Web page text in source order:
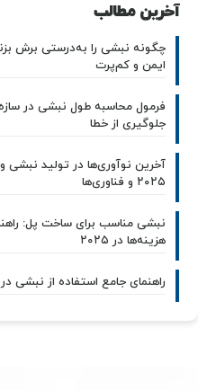
آخرین مطالب
چگونه نبشی را به‌درستی برش
ایمن و کم‌پرت
فرمول محاسبه طول نبشی در
جلوگیری از خطا
آخرین نوآوری‌ها در تولید نبشی
۲۰۲۵ و فناوری‌ها
نبشی مناسب برای ساخت پل:
هزینه‌ها در ۲۰۲۵
راهنمای جامع استفاده از